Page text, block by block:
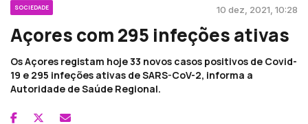
SOCIEDADE 10 dez, 2021, 10:28
Açores com 295 infeções ativas
Os Açores registam hoje 33 novos casos positivos de Covid-
19 e 295 infeções ativas de SARS-CoV-2, informa a
Autoridade de Saúde Regional.